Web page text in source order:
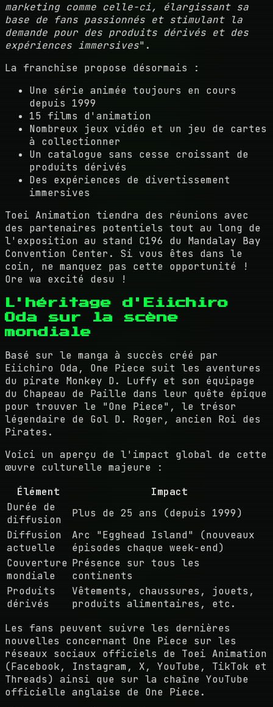
marketing comme celle-ci, élargissant sa
base de fans passionnés et stimulant la
demande pour des produits dérivés et des
expériences immersives".
La franchise propose désormais :
Une série animée toujours en cours
depuis 1999
15 films d'animation
Nombreux jeux vidéo et un jeu de cartes
à collectionner
Un catalogue sans cesse croissant de
produits dérivés
Des expériences de divertissement
immersives
Toei Animation tiendra des réunions avec
des partenaires potentiels tout au long de
l'exposition au stand C196 du Mandalay Bay
Convention Center. Si vous êtes dans le
coin, ne manquez pas cette opportunité !
Ore wa excité desu !
L'héritage d'Eiichiro
Oda sur la scène
mondiale
Basé sur le manga à succès créé par
Eiichiro Oda, One Piece suit les aventures
du pirate Monkey D. Luffy et son équipage
du Chapeau de Paille dans leur quête épique
pour trouver le "One Piece", le trésor
légendaire de Gol D. Roger, ancien Roi des
Pirates.
Voici un aperçu de l'impact global de cette
œuvre culturelle majeure :
Élément
Impact
Durée de
diffusion
Plus de 25 ans (depuis 1999)
Diffusion
actuelle
Arc "Egghead Island" (nouveaux
épisodes chaque week-end)
Couverture
mondiale
Présence sur tous les
continents
Produits
dérivés
Vêtements, chaussures, jouets,
produits alimentaires, etc.
Les fans peuvent suivre les dernières
nouvelles concernant One Piece sur les
réseaux sociaux officiels de Toei Animation
(Facebook, Instagram, X, YouTube, TikTok et
Threads) ainsi que sur la chaîne YouTube
officielle anglaise de One Piece.